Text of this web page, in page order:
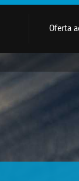
Oferta